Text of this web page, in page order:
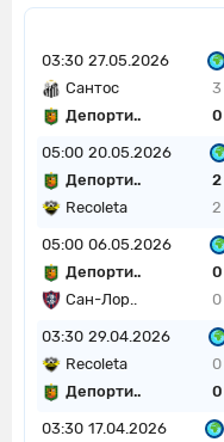
03:30 27.05.2026
Сантос
3
Депорти..
0
05:00 20.05.2026
Депорти..
2
Recoleta
2
05:00 06.05.2026
Депорти..
0
Сан-Лор..
0
03:30 29.04.2026
Recoleta
0
Депорти..
0
03:30 17.04.2026